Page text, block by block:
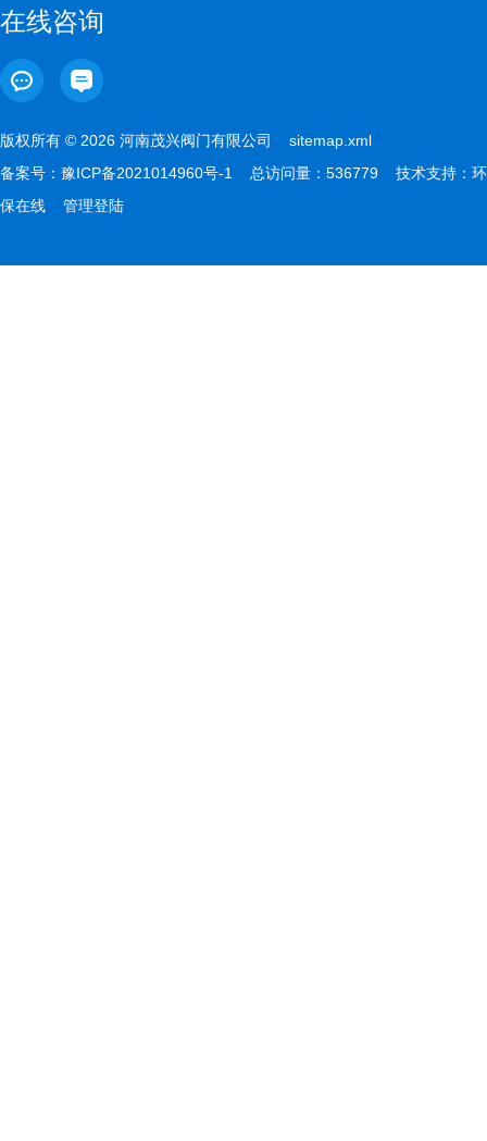
在线咨询
版权所有 © 2026 河南茂兴阀门有限公司 sitemap.xml
备案号： 豫ICP备2021014960号-1 总访问量：536779 技术支持： 环
保在线
管理登陆